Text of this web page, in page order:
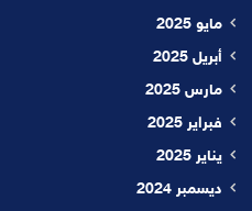
مايو 2025
أبريل 2025
مارس 2025
فبراير 2025
يناير 2025
ديسمبر 2024